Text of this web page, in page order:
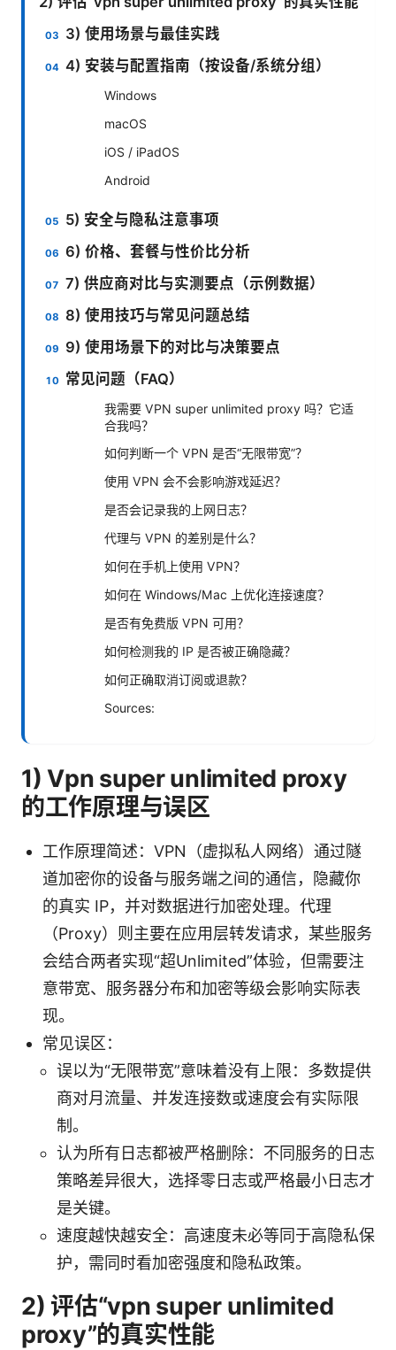
3) 使用场景与最佳实践
4) 安装与配置指南（按设备/系统分组）
Windows
macOS
iOS / iPadOS
Android
5) 安全与隐私注意事项
6) 价格、套餐与性价比分析
7) 供应商对比与实测要点（示例数据）
8) 使用技巧与常见问题总结
9) 使用场景下的对比与决策要点
常见问题（FAQ）
我需要 VPN super unlimited proxy 吗？它适
合我吗？
如何判断一个 VPN 是否“无限带宽”？
使用 VPN 会不会影响游戏延迟？
是否会记录我的上网日志？
代理与 VPN 的差别是什么？
如何在手机上使用 VPN？
如何在 Windows/Mac 上优化连接速度？
是否有免费版 VPN 可用？
如何检测我的 IP 是否被正确隐藏？
如何正确取消订阅或退款？
Sources:
1) Vpn super unlimited proxy
的工作原理与误区
工作原理简述：VPN（虚拟私人网络）通过隧
道加密你的设备与服务端之间的通信，隐藏你
的真实 IP，并对数据进行加密处理。代理
（Proxy）则主要在应用层转发请求，某些服务
会结合两者实现“超Unlimited”体验，但需要注
意带宽、服务器分布和加密等级会影响实际表
现。
常见误区：
误以为“无限带宽”意味着没有上限：多数提供
商对月流量、并发连接数或速度会有实际限
制。
认为所有日志都被严格删除：不同服务的日志
策略差异很大，选择零日志或严格最小日志才
是关键。
速度越快越安全：高速度未必等同于高隐私保
护，需同时看加密强度和隐私政策。
2) 评估“vpn super unlimited
proxy”的真实性能